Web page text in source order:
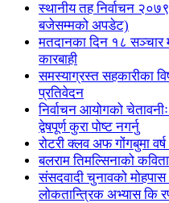
स्थानीय तह निर्वाचन
बजेसम्मको अपडेट)
मतदानका दिन १८ सञ्चार
कारबाही
समस्याग्रस्त सहकारीका
प्रतिवेदन
निर्वाचन आयोगको
द्वेषपूर्ण कुरा पोष्ट नगर्नु
रोटरी क्लव अफ गोंगबुमा
बलराम तिमल्सिनाको
संसदवादी चुनावको
लोकतान्त्रिक अभ्यास कि